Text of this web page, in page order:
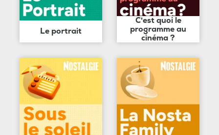
Le portrait
C'est quoi le
programme au
cinéma ?